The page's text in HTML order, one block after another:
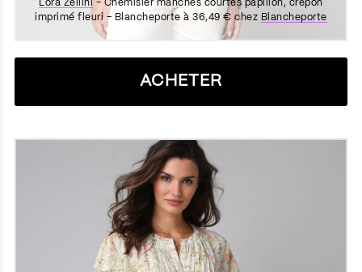
Lora Zellini – Chemisier manches courtes papillon, crépon
imprimé fleuri – Blancheporte à 36,49 € chez Blancheporte
ACHETER